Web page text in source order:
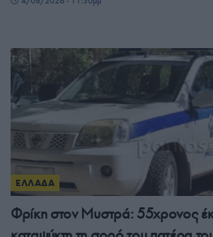
ΕΛΛΑΔΑ
Φρίκη στον Μυστρά: 55χρονος